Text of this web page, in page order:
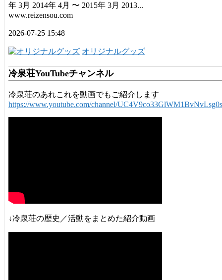
年 3月 2014年 4月 〜 2015年 3月 2013...
www.reizensou.com
2026-07-25 15:48
オリジナルグッズ
冷泉荘YouTubeチャンネル
冷泉荘のあれこれを動画でもご紹介します
https://www.youtube.com/channel/
↓冷泉荘の歴史／活動をまとめた紹介動画